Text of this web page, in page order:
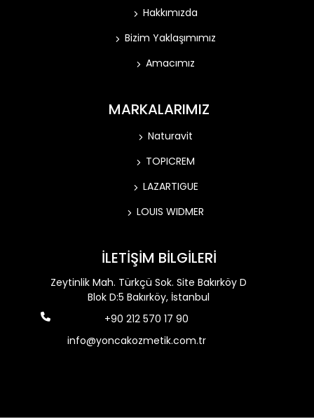
Hakkımızda
Bizim Yaklaşımımız
Amacımız
MARKALARIMIZ
Naturavit
TOPICREM
LAZARTIGUE
LOUIS WIDMER
İLETİŞİM BİLGİLERİ
Zeytinlik Mah. Türkçü Sok. Site Bakırköy D
Blok D:5 Bakırköy, İstanbul
+90 212 570 17 90
info@yoncakozmetik.com.tr